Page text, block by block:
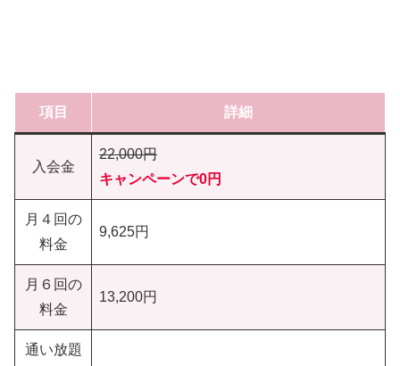
項目 詳細
入会金
22,000円
キャンペーンで0円
月４回の
料金
9,625円
月６回の
料金
13,200円
通い放題